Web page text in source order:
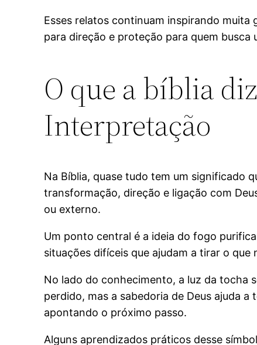
Esses relatos continuam inspirando
para direção e proteção para quem busca
O que a bíblia
Interpretação
Na Bíblia, quase tudo tem um significado
transformação, direção e ligação com
ou externo.
Um ponto central é a ideia do fogo
situações difíceis que ajudam a tirar o
No lado do conhecimento, a luz da tocha
perdido, mas a sabedoria de Deus ajuda
apontando o próximo passo.
Alguns aprendizados práticos desse